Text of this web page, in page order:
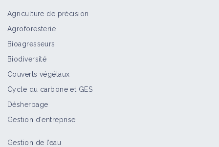
Agriculture de précision
Agroforesterie
Bioagresseurs
Biodiversité
Couverts végétaux
Cycle du carbone et GES
Désherbage
Gestion d'entreprise
Gestion de l’eau